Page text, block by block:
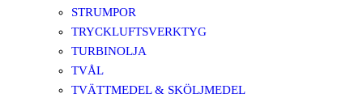
STRUMPOR
TRYCKLUFTSVERKTYG
TURBINOLJA
TVÅL
TVÄTTMEDEL & SKÖLJMEDEL